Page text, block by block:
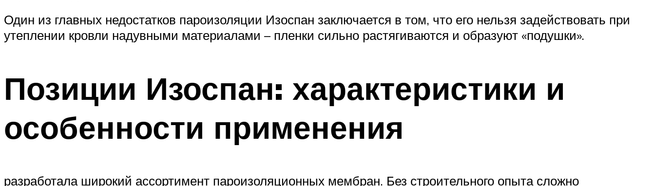
Один из главных недостатков пароизоляции Изоспан заключается в том, что его нельзя задействовать при
утеплении кровли надувными материалами – пленки сильно растягиваются и образуют «подушки».
Позиции Изоспан: характеристики и
особенности применения
разработала широкий ассортимент пароизоляционных мембран. Без строительного опыта сложно